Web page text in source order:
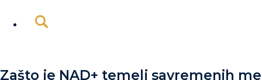
Zašto je NAD+ temelj savremenih